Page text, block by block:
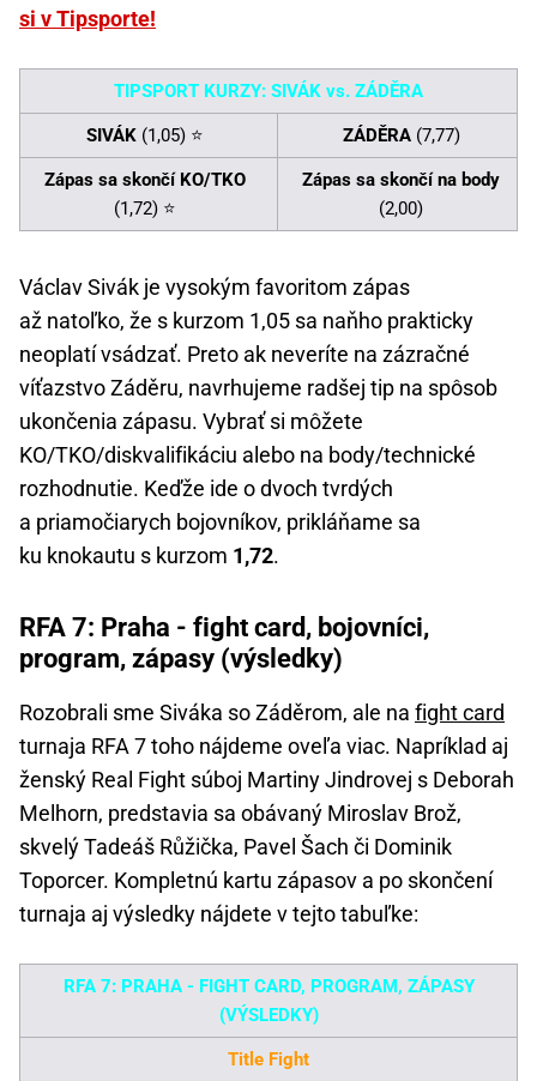
si v Tipsporte!
TIPSPORT KURZY: SIVÁK vs. ZÁDĚRA
SIVÁK (1,05) ⭐ ZÁDĚRA (7,77)
Zápas sa skončí KO/TKO
(1,72) ⭐
Zápas sa skončí na body
(2,00)
Václav Sivák je vysokým favoritom zápas
až natoľko, že s kurzom 1,05 sa naňho prakticky
neoplatí vsádzať. Preto ak neveríte na zázračné
víťazstvo Záděru, navrhujeme radšej tip na spôsob
ukončenia zápasu. Vybrať si môžete
KO/TKO/diskvalifikáciu alebo na body/technické
rozhodnutie. Keďže ide o dvoch tvrdých
a priamočiarych bojovníkov, prikláňame sa
ku knokautu s kurzom 1,72.
RFA 7: Praha - fight card, bojovníci,
program, zápasy (výsledky)
Rozobrali sme Siváka so Záděrom, ale na fight card
turnaja RFA 7 toho nájdeme oveľa viac. Napríklad aj
ženský Real Fight súboj Martiny Jindrovej s Deborah
Melhorn, predstavia sa obávaný Miroslav Brož,
skvelý Tadeáš Růžička, Pavel Šach či Dominik
Toporcer. Kompletnú kartu zápasov a po skončení
turnaja aj výsledky nájdete v tejto tabuľke:
RFA 7: PRAHA - FIGHT CARD, PROGRAM, ZÁPASY
(VÝSLEDKY)
Title Fight